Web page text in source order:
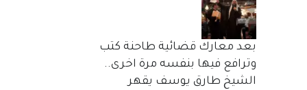
بعد معارك قضائية طاحنة كتب
وترافع فيها بنفسه مرة اخرى..
الشيخ طارق يوسف يقهر